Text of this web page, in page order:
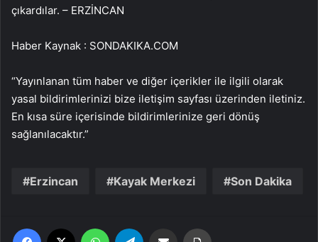
çıkardılar. – ERZİNCAN
Haber Kaynak : SONDAKIKA.COM
“Yayınlanan tüm haber ve diğer içerikler ile ilgili olarak
yasal bildirimlerinizi bize iletişim sayfası üzerinden iletiniz.
En kısa süre içerisinde bildirimlerinize geri dönüş
sağlanılacaktır.”
Erzincan Kayak Merkezi Son Dakika
Facebook WhatsApp Email'den paylaş